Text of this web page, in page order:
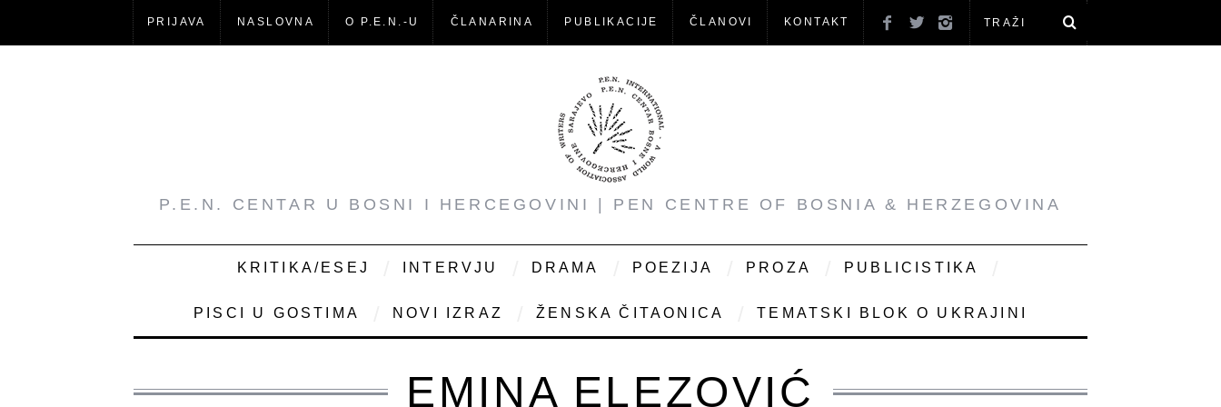
PRIJAVA NASLOVNA O P.E.N.-U ČLANARINA PUBLIKACIJE ČLANOVI KONTAKT
P.E.N. CENTAR U BOSNI I HERCEGOVINI | PEN CENTRE OF BOSNIA & HERZEGOVINA
KRITIKA/ESEJ INTERVJU DRAMA POEZIJA PROZA PUBLICISTIKA
PISCI U GOSTIMA NOVI IZRAZ ŽENSKA ČITAONICA TEMATSKI BLOK O UKRAJINI
EMINA ELEZOVIĆ